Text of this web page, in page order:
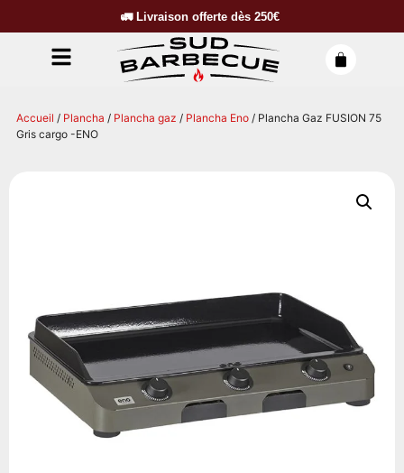
🚛 Livraison offerte dès 250€
Accueil / Plancha / Plancha gaz / Plancha Eno / Plancha Gaz FUSION 75
Gris cargo -ENO